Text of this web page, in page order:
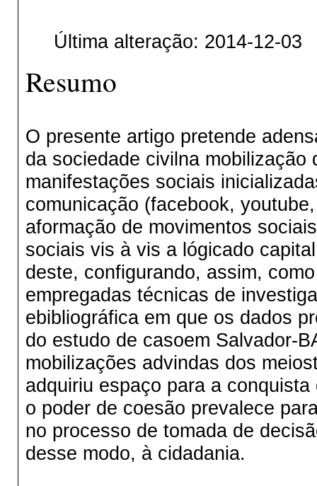
Última alteração: 2014-12-03
Resumo
O presente artigo pretende
da sociedade civilna
manifestações sociais
comunicação (facebook,
aformação de movimentos
sociais vis à vis a lógicado
deste, configurando, assim,
empregadas técnicas de
ebibliográfica em que os dados
do estudo de casoem Salvador-
mobilizações advindas dos
adquiriu espaço para a
o poder de coesão prevalece
no processo de tomada de
desse modo, à cidadania.